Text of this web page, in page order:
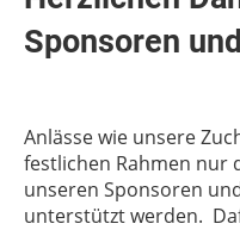
Sponsoren
Anlässe wie unsere
festlichen Rahmen nur
unseren Sponsoren
unterstützt werden.